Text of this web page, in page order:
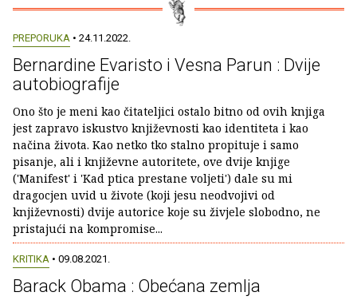
PREPORUKA • 24.11.2022.
Bernardine Evaristo i Vesna Parun : Dvije
autobiografije
Ono što je meni kao čitateljici ostalo bitno od ovih knjiga
jest zapravo iskustvo književnosti kao identiteta i kao
načina života. Kao netko tko stalno propituje i samo
pisanje, ali i književne autoritete, ove dvije knjige
('Manifest' i 'Kad ptica prestane voljeti') dale su mi
dragocjen uvid u živote (koji jesu neodvojivi od
književnosti) dvije autorice koje su živjele slobodno, ne
pristajući na kompromise...
KRITIKA • 09.08.2021.
Barack Obama : Obećana zemlja